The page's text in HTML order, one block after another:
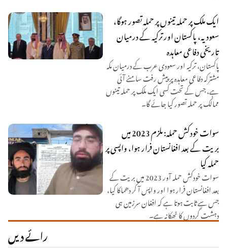
ایک ملک پر حملہ تینوں پر حملہ تصور ہوگا،
سعودیہ، پاکستان اور ترکیہ کے درمیان
تاریخی دفاعی معاہدہ
پاکستان، ترکیہ اور سعودی عرب کے درمیان مکہ
مشترکہ دفاعی معاہدہ پر پیش رفت سامنے آئی
ہے، جس کے تحت کسی ایک ملک پر حملہ تینوں
ممالک پر حملہ تصور کیا جائے گا۔
سوات خودکش حملہ: ملزم 2023 میں
بریت کے بعد افغانستان فرار ہوا، واپسی پر
حملہ کیا
سوات خودکش حملہ آور 2023 میں بریت کے
بعد افغانستان فرار ہوا اور واپس آ کر دھماکا کیا،
جس سے ثابت ہوتا ہے کہ افغان سرزمین ہی
دہشت گردوں کا ٹھکانہ ہے۔
رائے دیں